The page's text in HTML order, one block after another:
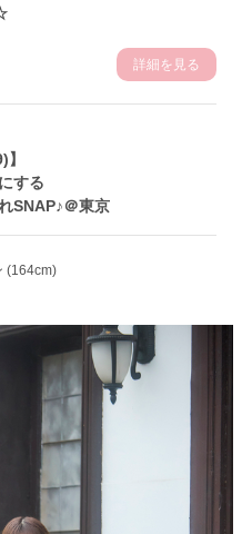
詳細を見る
する
SNAP♪＠東京
(164cm)